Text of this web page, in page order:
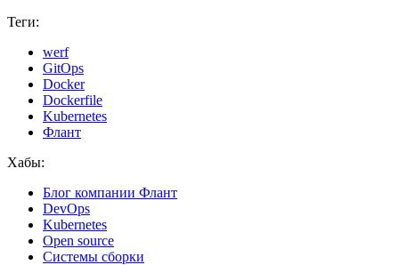
Теги:
werf
GitOps
Docker
Dockerfile
Kubernetes
Флант
Хабы:
Блог компании Флант
DevOps
Kubernetes
Open source
Системы сборки